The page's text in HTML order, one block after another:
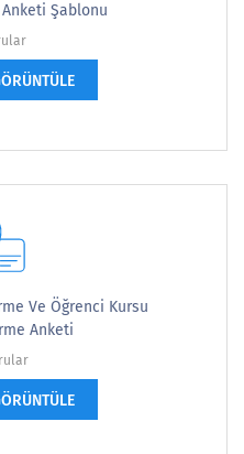
Anketi Şablonu
Ve Öğrenci Kursu
Anketi